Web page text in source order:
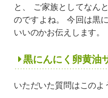
と、
ご家族としてなん
のですよね。
今回は黒
いいのかお伝えします。
黒にんにく卵黄油
いただいた質問はこのよ